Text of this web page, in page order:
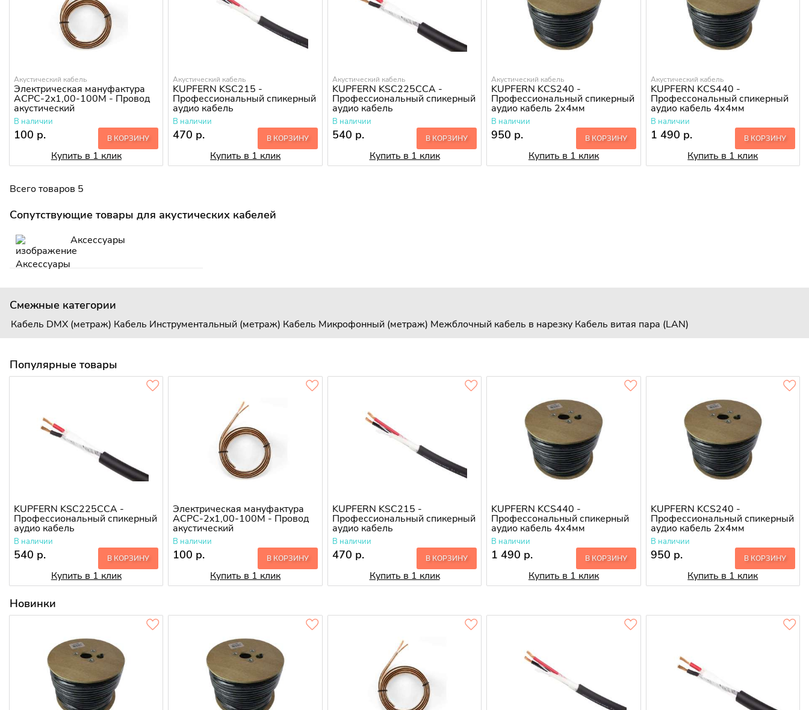
Акустический кабель
Электрическая мануфактура
ACPC-2x1,00-100M - Провод
акустический
В наличии
100 р. В КОРЗИНУ
Купить в 1 клик
Акустический кабель
KUPFERN KSC215 -
Профессиональный спикерный
аудио кабель
В наличии
470 р. В КОРЗИНУ
Купить в 1 клик
Акустический кабель
KUPFERN KSC225CCA -
Профессиональный спикерный
аудио кабель
В наличии
540 р. В КОРЗИНУ
Купить в 1 клик
Акустический кабель
KUPFERN KCS240 -
Профессиональный спикерный
аудио кабель 2х4мм
В наличии
950 р. В КОРЗИНУ
Купить в 1 клик
Акустический кабель
KUPFERN KCS440 -
Профессональный спикерный
аудио кабель 4х4мм
В наличии
1 490 р. В КОРЗИНУ
Купить в 1 клик
Всего товаров 5
Сопутствующие товары для акустических кабелей
Аксессуары
Смежные категории
Кабель DMX (метраж) Кабель Инструментальный (метраж) Кабель Микрофонный (метраж) Межблочный кабель в нарезку Кабель витая пара (LAN)
Популярные товары
KUPFERN KSC225CCA -
Профессиональный спикерный
аудио кабель
В наличии
540 р. В КОРЗИНУ
Купить в 1 клик
Электрическая мануфактура
ACPC-2x1,00-100M - Провод
акустический
В наличии
100 р. В КОРЗИНУ
Купить в 1 клик
KUPFERN KSC215 -
Профессиональный спикерный
аудио кабель
В наличии
470 р. В КОРЗИНУ
Купить в 1 клик
KUPFERN KCS440 -
Профессональный спикерный
аудио кабель 4х4мм
В наличии
1 490 р. В КОРЗИНУ
Купить в 1 клик
KUPFERN KCS240 -
Профессиональный спикерный
аудио кабель 2х4мм
В наличии
950 р. В КОРЗИНУ
Купить в 1 клик
Новинки